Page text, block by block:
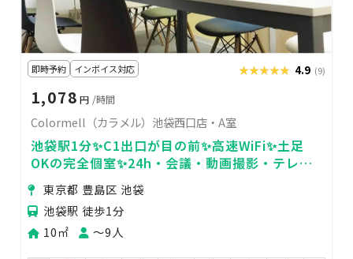
即時予約 インボイス対応 ★★★★★
★★★★★ 4.9 (9)
1,078 円 /時間
Colormell（カラメル）池袋西口店・A室
池袋駅1分✨C1出口が目の前✨高速WiFi✨土足
OKの完全個室✨24h・会議・動画撮影・テレワ
ーク東京都 豊島区 池袋
池袋駅 徒歩1分
10㎡
〜9人